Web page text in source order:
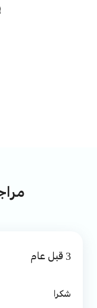
3 قبل عام
شكرا